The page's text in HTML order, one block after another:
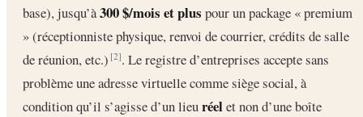
base), jusqu’à300 $/mois et plus pour un package « premium
» (réceptionniste physique, renvoi de courrier, crédits de salle
de réunion, etc.)[2]. Le registre d’entreprises accepte sans
problème une adresse virtuelle comme siège social, à
condition qu’il s’agisse d’un lieuréelet non d’une boîte